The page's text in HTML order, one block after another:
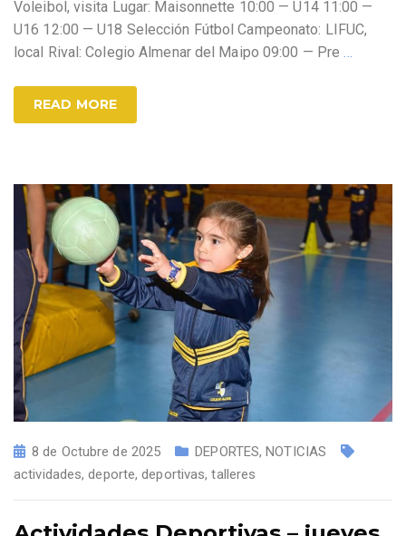
Voleibol, visita Lugar: Maisonnette 10:00 — U14 11:00 —
U16 12:00 — U18 Selección Fútbol Campeonato: LIFUC,
local Rival: Colegio Almenar del Maipo 09:00 — Pre…
READ MORE
8 de Octubre de 2025 DEPORTES,NOTICIAS
actividades,deporte,deportivas,talleres